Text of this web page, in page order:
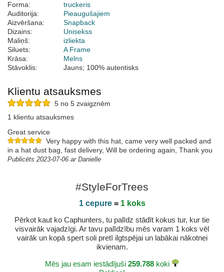
Forma:
truckeris
Auditorija:
Pieaugušajiem
Aizvēršana:
Snapback
Dizains:
Unisekss
Maliņš:
izliekta
Siluets:
A Frame
Krāsa:
Melns
Stāvoklis:
Jauns; 100% autentisks
Klientu atsauksmes
5 no 5 zvaigznēm
1 klientu atsauksmes
Great service
Very happy with this hat, came very well packed and
in a hat dust bag, fast delivery, Will be ordering again, Thank you
Publicēts 2023-07-06 ar Danielle
#StyleForTrees
1 cepure= 1 koks
Pērkot kaut ko Caphunters, tu palīdz stādīt kokus tur, kur tie
visvairāk vajadzīgi. Ar tavu palīdzību mēs varam 1 koks vēl
vairāk un kopā spert soli pretī ilgtspējai un labākai nākotnei
ikvienam.
Mēs jau esam iestādījuši 259.788 koki